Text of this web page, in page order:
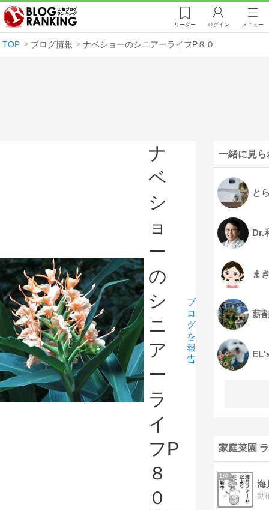
リーダー ログイン メニュー
TOP ブログ情報 ナベショーのシニアーライフP８０
ナ
ベ
シ
ョ
ー
の
シ
ニ
ア
ー
ラ
イ
フP
８
０
ブ
ロ
グ
を
報
告
一緒に見
と
Dr.
ま
薪
家庭菜園
1位
海